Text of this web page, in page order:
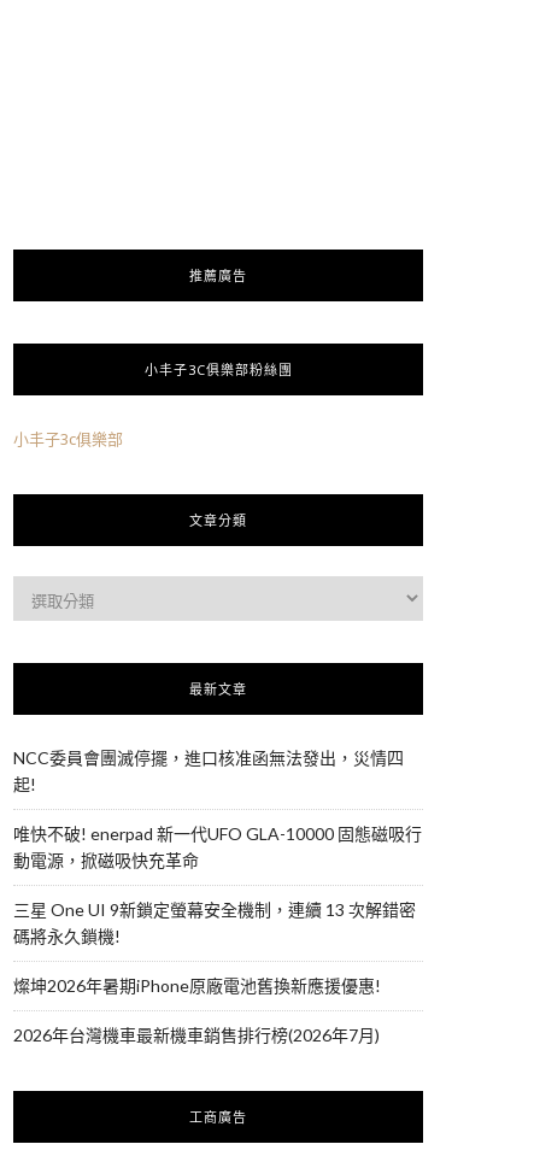
推薦廣告
小丰子3C俱樂部粉絲團
小丰子3c俱樂部
文章分類
最新文章
NCC委員會團滅停擺，進口核准函無法發出，災情四
起!
唯快不破! enerpad 新一代UFO GLA-10000 固態磁吸行
動電源，掀磁吸快充革命
三星 One UI 9新鎖定螢幕安全機制，連續 13 次解錯密
碼將永久鎖機!
燦坤2026年暑期iPhone原廠電池舊換新應援優惠!
2026年台灣機車最新機車銷售排行榜(2026年7月)
工商廣告